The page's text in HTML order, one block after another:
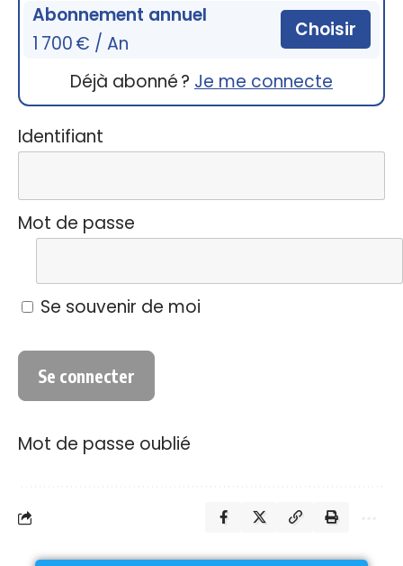
Abonnement annuel
1 700 € / An
Choisir
Déjà abonné ? Je me connecte
Identifiant
Mot de passe
Se souvenir de moi
Mot de passe oublié